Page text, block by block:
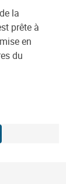
la
prête à
en
du